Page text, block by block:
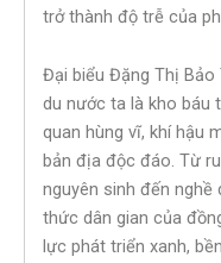
trở thành độ trễ của
Đại biểu Đặng Thị Bảo
du nước ta là kho báu
quan hùng vĩ, khí hậu
bản địa độc đáo. Từ
nguyên sinh đến
thức dân gian của
lực phát triển xanh,